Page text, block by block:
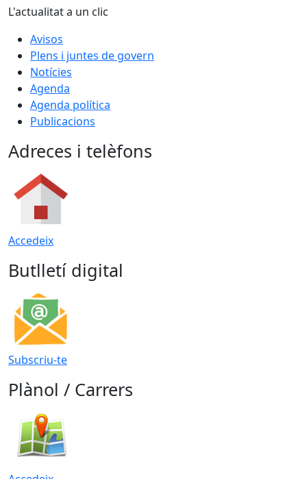
L'actualitat a un clic
Avisos
Plens i juntes de govern
Notícies
Agenda
Agenda política
Publicacions
Adreces i telèfons
Accedeix
Butlletí digital
Subscriu-te
Plànol / Carrers